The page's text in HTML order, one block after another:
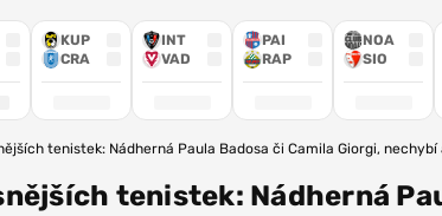
KUP
CRA
INT
VAD
PAI
RAP
NOA
SIO
tenistek: Nádherná Paula Badosa či Camila Giorgi,
tenistek: Nádherná